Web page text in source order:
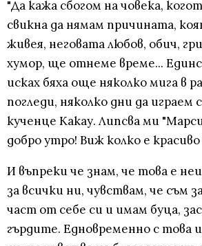
"Да кажа сбогом на човека,
свикна да нямам причината,
живея, неговата любов, обич,
хумор, ще отнеме време...
исках бяха още няколко мига в
погледи, няколко дни да играем
кученце Какау. Липсва ми
добро утро! Виж колко е
И въпреки че знам, че това е
за всички ни, чувствам, че съм
част от себе си и имам буца,
гърдите. Едновременно с това